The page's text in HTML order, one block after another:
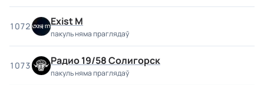
1072 Exist M
пакуль няма праглядаў
1073 Радио 19/58 Солигорск
пакуль няма праглядаў